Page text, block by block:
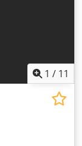
1 / 11